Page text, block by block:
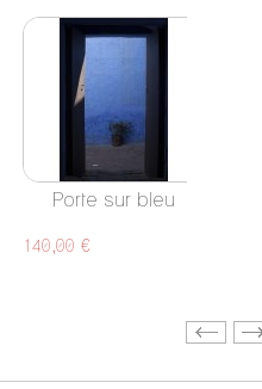
Porte sur bleu
140,00 €